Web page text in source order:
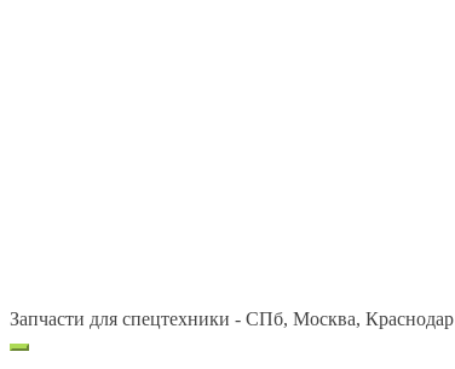
Запчасти для спецтехники - СПб, Москва, Краснодар